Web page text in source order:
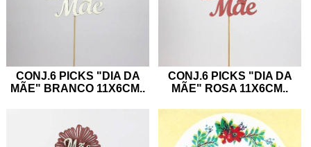
CONJ.6 PICKS "DIA DA
MÃE" BRANCO 11X6CM..
CONJ.6 PICKS "DIA DA
MÃE" ROSA 11X6CM..